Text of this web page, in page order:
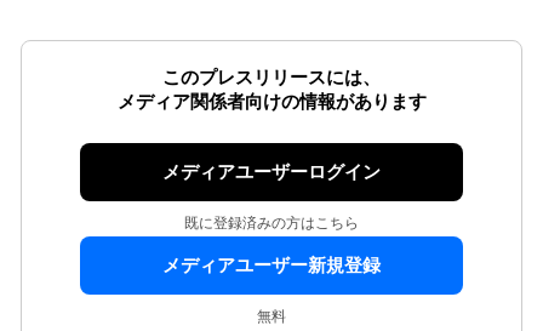
このプレスリリースには、
メディア関係者向けの情報があります
メディアユーザーログイン
既に登録済みの方はこちら
メディアユーザー新規登録
無料